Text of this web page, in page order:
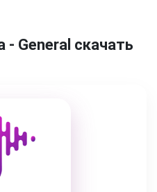
- General скачать